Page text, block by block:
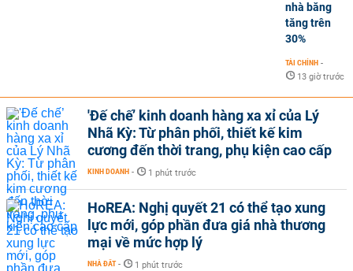
nhà băng
tăng trên
30%
TÀI CHÍNH -
13 giờ trước
'Đế chế’ kinh doanh hàng xa xỉ của Lý
Nhã Kỳ: Từ phân phối, thiết kế kim
cương đến thời trang, phụ kiện cao cấp
KINH DOANH - 1 phút trước
HoREA: Nghị quyết 21 có thể tạo xung
lực mới, góp phần đưa giá nhà thương
mại về mức hợp lý
NHÀ ĐẤT - 1 phút trước